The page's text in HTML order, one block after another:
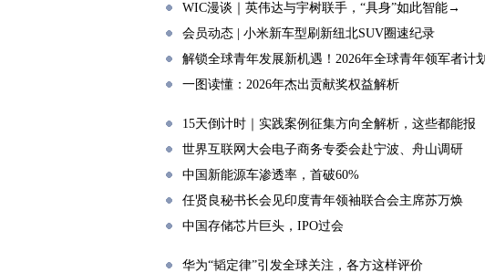
WIC漫谈｜英伟达与宇树联手，“具身”如此智能→
会员动态 | 小米新车型刷新纽北SUV圈速纪录
解锁全球青年发展新机遇！2026年全球青年领军者计
一图读懂：2026年杰出贡献奖权益解析
15天倒计时｜实践案例征集方向全解析，这些都能报
世界互联网大会电子商务专委会赴宁波、舟山调研
中国新能源车渗透率，首破60%
任贤良秘书长会见印度青年领袖联合会主席苏万焕
中国存储芯片巨头，IPO过会
华为“韬定律”引发全球关注，各方这样评价